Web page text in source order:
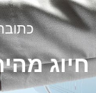
חיוג